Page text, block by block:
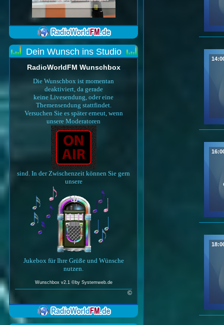
Dein Wunsch ins Studio
RadioWorldFM Wunschbox
Die Wunschbox ist momentan
deaktiviert, da gerade
keine Livesendung, oder eine
Themensendung stattfindet.
Versuchen Sie es später erneut, wenn
unsere Moderatoren
sind. In der Zwischenzeit können Sie gern
unsere
Jukebox für Ihre Grüße und Wünsche
nutzen.
Wunschbox v2.1 ©by Systemweb.de
©